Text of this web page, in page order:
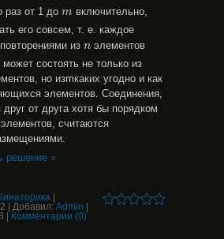
раз от 1 до m
m включительно,
его совсем, т. е. каждое
из n
n элементов
состоять не только из
но изmкаких угодно и как
элементов. Соединения,
от друга хотя бы порядком
считаются
решение »
Добавил: Admin
Комментарии (0)